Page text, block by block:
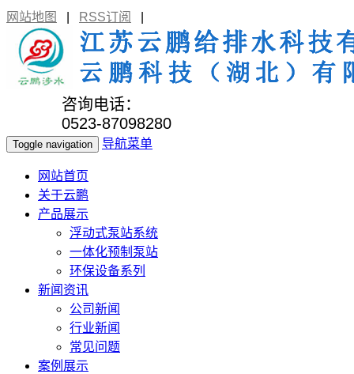
网站地图 RSS订阅
咨询电话：
0523-87098280
Toggle navigation 导航菜单
网站首页
关于云鹏
产品展示
浮动式泵站系统
一体化预制泵站
环保设备系列
新闻资讯
公司新闻
行业新闻
常见问题
案例展示